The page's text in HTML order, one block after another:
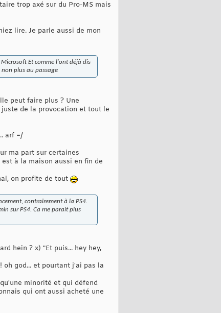
trop axé sur du Pro-MS mais
lire. Je parle aussi de mon
Et comme l'ont déjà dis
plus au passage
peut faire plus ? Une
juste de la provocation et tout le
arf =/
ma part sur certaines
à la maison aussi en fin de
on profite de tout
contrairement à la PS4.
sur PS4. Ca me parait plus
hein ? x) "Et puis... hey hey,
oh god... et pourtant j'ai pas la
minorité et qui défend
qui ont aussi acheté une